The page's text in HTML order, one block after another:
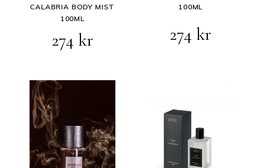
CALABRIA BODY MIST
100ML
Opprinnelig
var:
343 kr.
274 krNåværende
er:
100ML
Opprinnelig
274kr